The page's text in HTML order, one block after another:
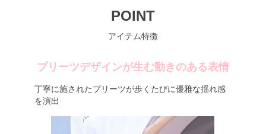
POINT
アイテム特徴
プリーツデザインが生む動きのある表情
丁寧に施されたプリーツが歩くたびに優雅な揺れ感
を演出